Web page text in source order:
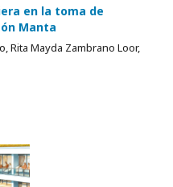
en la toma de
Manta
Rita Mayda Zambrano Loor,